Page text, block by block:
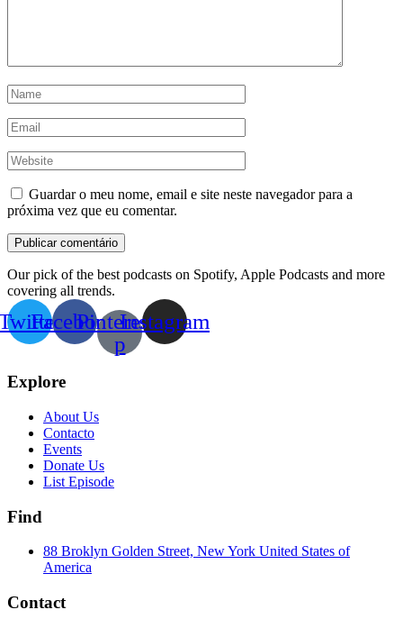
Guardar o meu nome, email e site neste navegador para a
próxima vez que eu comentar.
Our pick of the best podcasts on Spotify, Apple Podcasts and more
covering all trends.
FacebookPinterest-
p
Instagram
Explore
About Us
Contacto
Events
Donate Us
List Episode
Find
88 Broklyn Golden Street, New York United States of
America
Contact